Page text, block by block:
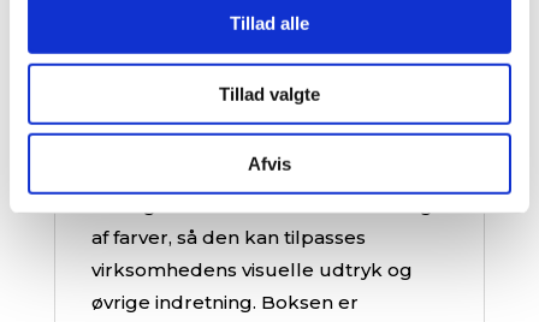
Tillad alle
Tillad valgte
Afvis
noter, kaffe eller mødeudstyr.
akustisk filt, som fås i farverne
mørkegrå, lysegrå og off-white.
Udvendigt er boksen beklædt med
af farver, så den kan tilpasses
virksomhedens visuelle udtryk og
øvrige indretning. Boksen er